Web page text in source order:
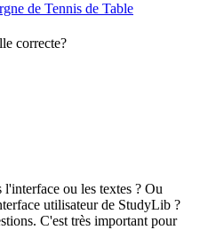
de Tennis de Table
correcte?
ou les textes ? Ou
utilisateur de StudyLib ?
C'est très important pour